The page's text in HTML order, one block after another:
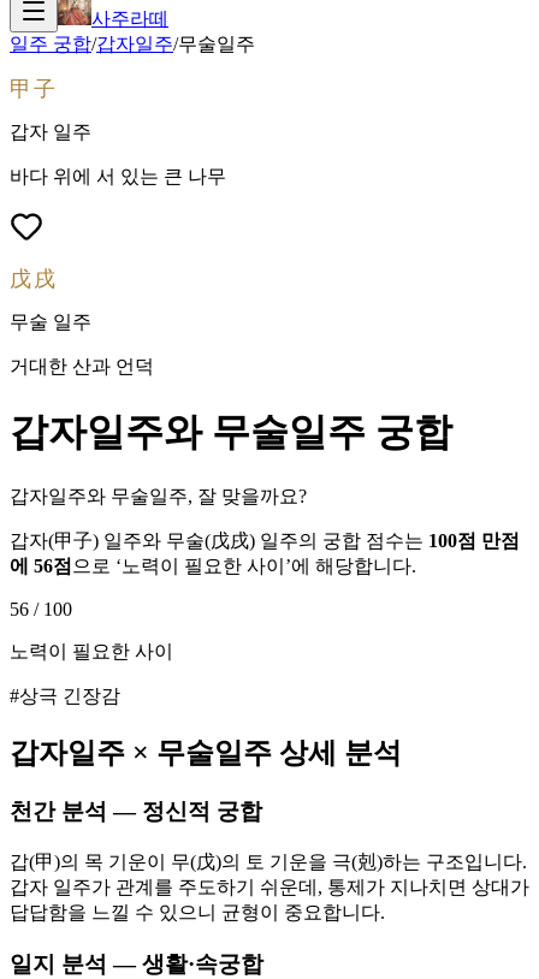
사주라떼
일주 궁합/갑자일주/무술일주
甲子
갑자 일주
바다 위에 서 있는 큰 나무
戊戌
무술 일주
거대한 산과 언덕
갑자일주와 무술일주 궁합
갑자일주와 무술일주, 잘 맞을까요?
갑자(甲子) 일주와 무술(戊戌) 일주의 궁합 점수는 100점 만점
에 56점 으로 ‘노력이 필요한 사이 ’에 해당합니다.
56 / 100
노력이 필요한 사이
#상극 긴장감
갑자일주 × 무술일주 상세 분석
천간 분석 — 정신적 궁합
갑(甲)의 목 기운이 무(戊)의 토 기운을 극(剋)하는 구조입니다.
갑자 일주가 관계를 주도하기 쉬운데, 통제가 지나치면 상대가
답답함을 느낄 수 있으니 균형이 중요합니다.
일지 분석 — 생활·속궁합